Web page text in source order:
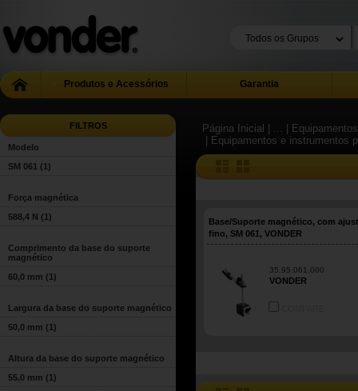
Produtos e Acessórios Garantia
FILTROS
Modelo
SM 061 (1)
Força magnética
588,4 N (1)
Comprimento da base do suporte
magnético
60,0 mm (1)
Largura da base do suporte magnético
50,0 mm (1)
Altura da base do suporte magnético
55,0 mm (1)
Página Inicial | ...
|
| Equipamentos e instrumentos
Base/Suporte magnético, com
fino, SM 061, VONDER
35.95.061.000
VONDER